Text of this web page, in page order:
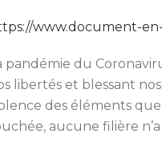
www.document-
pandémie du
libertés et blessant
des éléments
aucune filière